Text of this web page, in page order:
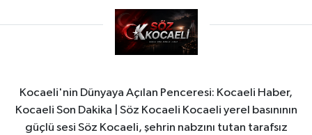
Kocaeli'nin Dünyaya Açılan Penceresi: Kocaeli Haber,
Kocaeli Son Dakika | Söz Kocaeli Kocaeli yerel basınının
güçlü sesi Söz Kocaeli, şehrin nabzını tutan tarafsız